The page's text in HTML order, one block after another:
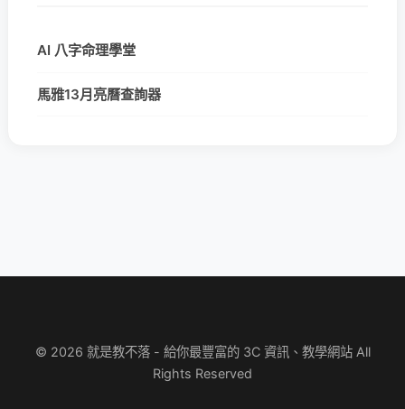
AI 八字命理學堂
馬雅13月亮曆查詢器
© 2026 就是教不落 - 給你最豐富的 3C 資訊、教學網站 All
Rights Reserved